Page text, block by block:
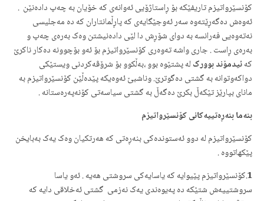
کۆنسێرواتیزم تاریفێکه‌ بۆ ڕاستاژۆیی ئه‌وانه‌ی که‌ خۆیان به‌ چه‌پ داده‌نێن .
ئه‌وه‌ش ده‌گه‌ڕێته‌وه‌ سه‌ر ئه‌وجێگایه‌ی که‌ پاڕڵمانتاران که‌ ده‌ مه‌جلیسی
نه‌ته‌وه‌یی فه‌رانسه‌ به‌ دوای شۆڕش دا لێی داده‌نیشتن وه‌ک به‌ره‌ی چه‌پ و
به‌ره‌ی ڕاست . جاری واشه‌ ته‌وه‌ری کۆنسێرواتیزم بۆ ئه‌و بۆچوونه‌ ده‌کار ناکرێ
که‌ئیدمۆند بوورک‌له‌ پشتێوه‌ بوو ،به‌ڵکوو بۆ شرۆڤه‌کردنی ویستێکی
دواکه‌وتوانه‌ به‌ گشتی ده‌گوترێ. وناشبێ ئه‌وه‌یکه‌ پێده‌ڵێن کۆنسێرواتیزم به‌
مانای بپارێز تێکه‌ڵ بکرێ ده‌گه‌ڵ به‌ گشتی سیاسه‌تی کۆنه‌په‌ره‌ستانه‌ .
بنه‌ما بنه‌ڕه‌تییه‌کانی کۆنسێرواتیزم
کۆنسێرواتیزم له‌ دوو ئه‌ستونده‌کی بنه‌ڕه‌تی که‌ هه‌رتکیان وه‌ک یه‌ک به‌بایخن
پێکهاتووه‌ .
1.کۆنسێرواتیزم پێیوایه‌ که‌ یاسایه‌کی سروشتی هه‌یه‌ . ئه‌و یاسا
سروشتییه‌ش شتێکه‌ ده‌ په‌یوه‌ندی یه‌ک نه‌زمی گشتی ئه‌خلاقی دایه‌ که‌